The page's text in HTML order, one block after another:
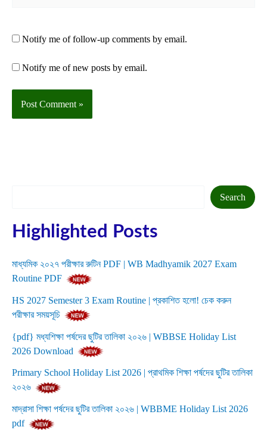
Notify me of follow-up comments by email.
Notify me of new posts by email.
Search
Highlighted Posts
মাধ্যমিক ২০২৭ পরীক্ষার রুটিন PDF | WB Madhyamik 2027 Exam
Routine PDF
HS 2027 Semester 3 Exam Routine | প্রকাশিত হলো! চেক করুন
পরীক্ষার সময়সূচি
{pdf} মধ্যশিক্ষা পর্ষদের ছুটির তালিকা ২০২৬ | WBBSE Holiday List
2026 Download
Primary School Holiday List 2026 | প্রাথমিক শিক্ষা পর্ষদের ছুটির তালিকা
২০২৬
মাদ্রাসা শিক্ষা পর্ষদের ছুটির তালিকা ২০২৬ | WBBME Holiday List 2026
pdf